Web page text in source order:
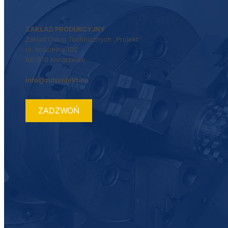
ZAKŁAD PRODUKCYJNY
Zakład Usług Technicznych „Projekt”
ul. Kościelna 102
62-070 Konarzewo
info@zutprojekt.eu
ZADZWOŃ